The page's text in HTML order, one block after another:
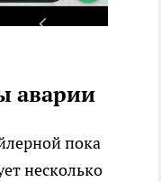
аварии
пока
несколько